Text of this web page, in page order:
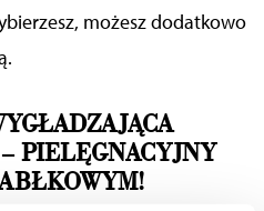
możesz dodatkowo
.
PIELĘGNACYJNY